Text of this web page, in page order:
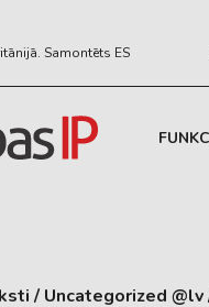
Samontēts ES
/ Uncategorized @lv